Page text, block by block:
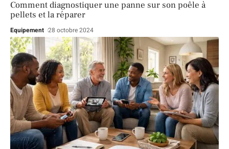
Comment diagnostiquer une panne sur son poêle à
pellets et la réparer
Equipement 28 octobre 2024